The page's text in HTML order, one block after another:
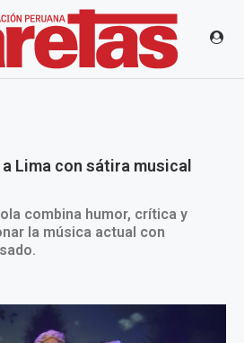
Lima con sátira musical
combina humor, crítica y
la música actual con